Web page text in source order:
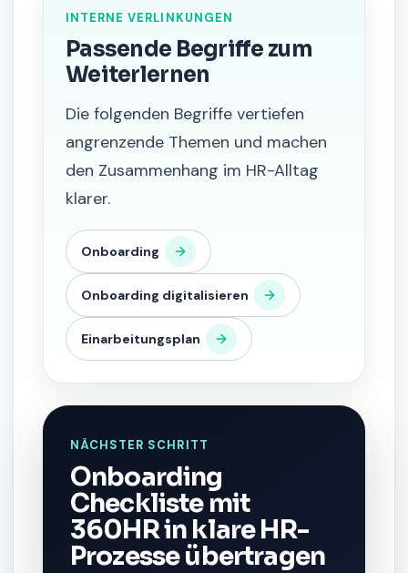
INTERNE VERLINKUNGEN
Passende Begriffe zum
Weiterlernen
Die folgenden Begriffe vertiefen
angrenzende Themen und machen
den Zusammenhang im HR-Alltag
klarer.
Onboarding
Onboarding digitalisieren
Einarbeitungsplan
NÄCHSTER SCHRITT
Onboarding
Checkliste mit
360HR in klare HR-
Prozesse übertragen